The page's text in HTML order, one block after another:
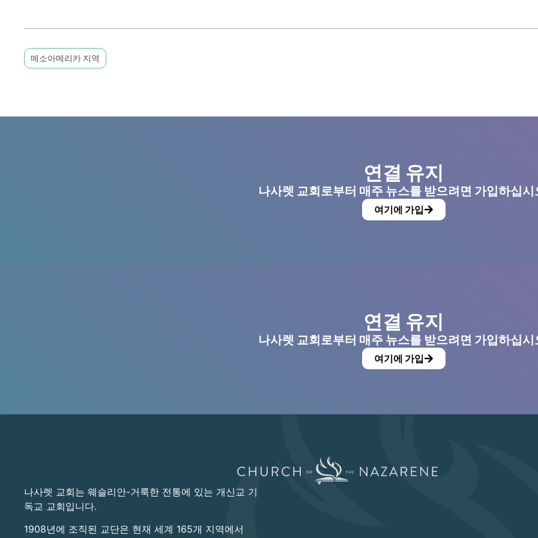
메소아메리카 지역
연결 유지
나사렛 교회로부터 매주 뉴스를 받으려면 가입하십시
여기에 가입
연결 유지
나사렛 교회로부터 매주 뉴스를 받으려면 가입하십시
여기에 가입
나사렛 교회는 웨슬리안-거룩한 전통에 있는 개신교 기
독교 교회입니다.
1908년에 조직된 교단은 현재 세계 165개 지역에서